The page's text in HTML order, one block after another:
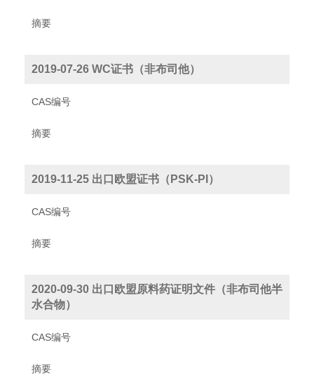
摘要
2019-07-26 WC证书（非布司他）
CAS编号
摘要
2019-11-25 出口欧盟证书（PSK-PI）
CAS编号
摘要
2020-09-30 出口欧盟原料药证明文件（非布司他半
水合物）
CAS编号
摘要